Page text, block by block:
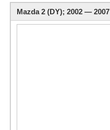
Mazda 2 (DY); 2002 — 2007